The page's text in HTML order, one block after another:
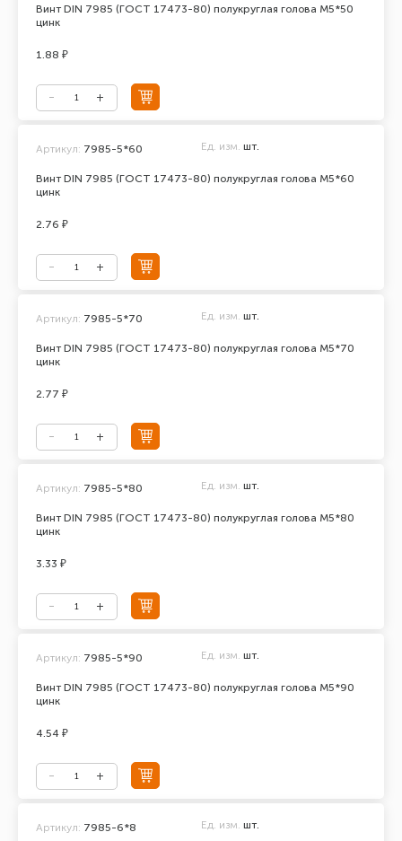
Винт DIN 7985 (ГОСТ 17473-80) полукруглая голова М5*50
цинк
1.88 ₽
Винт DIN 7985 (ГОСТ 17473-80) полукруглая голова М5*60
цинк
Артикул: 7985-5*60 Ед. изм. шт.
2.76 ₽
Винт DIN 7985 (ГОСТ 17473-80) полукруглая голова М5*70
цинк
Артикул: 7985-5*70 Ед. изм. шт.
2.77 ₽
Винт DIN 7985 (ГОСТ 17473-80) полукруглая голова М5*80
цинк
Артикул: 7985-5*80 Ед. изм. шт.
3.33 ₽
Винт DIN 7985 (ГОСТ 17473-80) полукруглая голова М5*90
цинк
Артикул: 7985-5*90 Ед. изм. шт.
4.54 ₽
Артикул: 7985-6*8 Ед. изм. шт.